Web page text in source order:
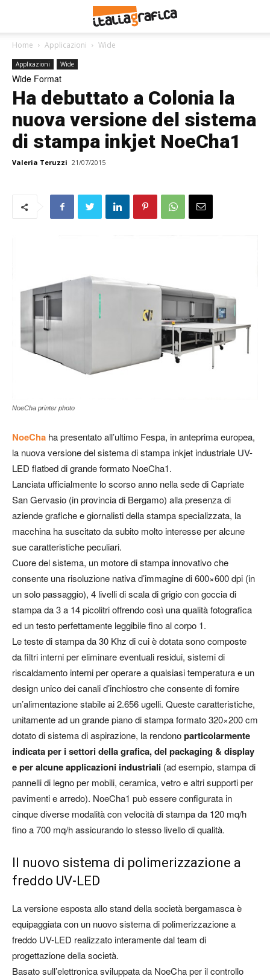
Home Applicazioni Wide
Applicazioni Wide
Wide Format
Ha debuttato a Colonia la
nuova versione del sistema
di stampa inkjet NoeCha1
Valeria Teruzzi 21/07/2015
NoeCha printer photo
NoeCha ha presentato all’ultimo Fespa, in anteprima europea,
la nuova versione del sistema di stampa inkjet industriale UV-
LED flatbed di grande formato NoeCha1.
Lanciata ufficialmente lo scorso anno nella sede di Capriate
San Gervasio (in provincia di Bergamo) alla presenza di
aziende grafiche e giornalisti della stampa specializzata, la
macchina ha suscitato da subito molto interesse per alcune
sue caratteristiche peculiari.
Cuore del sistema, un motore di stampa innovativo che
consente una risoluzione nativa d’immagine di 600×600 dpi (in
un solo passaggio), 4 livelli di scala di grigio con goccia di
stampa da 3 a 14 picolitri offrendo così una qualità fotografica
ed un testo perfettamente leggibile fino al corpo 1.
Le teste di stampa da 30 Khz di cui è dotata sono composte
da filtri interni per eliminare eventuali residui, sistemi di
riscaldamento interni per operare a qualsiasi temperatura e un
design unico dei canali d’inchiostro che consente di fornire
un’alimentazione stabile ai 2.656 ugelli. Queste caratteristiche,
unitamente ad un grande piano di stampa formato 320×200 cm
dotato di sistema di aspirazione, la rendonoparticolarmente
indicata per i settori della grafica, del packaging & display
e per alcune applicazioni industriali (ad esempio, stampa di
pannelli di legno per mobili, ceramica, vetro e altri supporti per
pavimenti e arredo). NoeCha1 può essere configurata in
cinque diverse modalità con velocità di stampa da 120 mq/h
fino a 700 mq/h assicurando lo stesso livello di qualità.
Il nuovo sistema di polimerizzazione a
freddo UV-LED
La versione esposta allo stand della società bergamasca è
equipaggiata con un nuovo sistema di polimerizzazione a
freddo UV-LED realizzato interamente dal team di
progettazione della società.
Basato sull’elettronica sviluppata da NoeCha per il controllo